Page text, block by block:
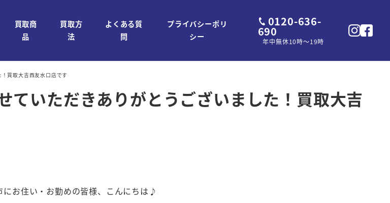
買取商
品
買取方
法
よくある質
問
プライバシーポリ
シー
0120-636-
690
年中無休10時～19時
買取大吉西友水口店です
いただきありがとうございました！買取大吉
お住い・お勤めの皆様、こんにちは♪